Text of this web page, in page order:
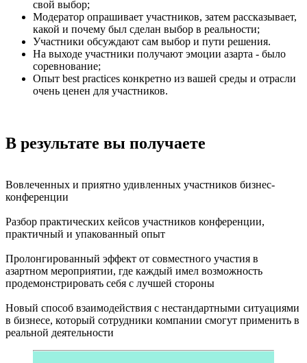
свой выбор;
Модератор опрашивает участников, затем рассказывает,
какой и почему был сделан выбор в реальности;
Участники обсуждают сам выбор и пути решения.
На выходе участники получают эмоции азарта - было
соревнование;
Опыт best practices конкретно из вашей среды и отрасли
очень ценен для участников.
В результате вы получаете
Вовлеченных и приятно удивленных участников бизнес-
конференции
Разбор практических кейсов участников конференции,
практичный и упакованный опыт
Пролонгированный эффект от совместного участия в
азартном мероприятии, где каждый имел возможность
продемонстрировать себя с лучшей стороны
Новый способ взаимодействия с нестандартными ситуациями
в бизнесе, который сотрудники компании смогут применить в
реальной деятельности